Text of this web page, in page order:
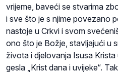
vrijeme, baveći se stvarima
i sve što je s njime povezano
nastoje u Crkvi i svom
ono što je Božje, stavljajući u
života i djelovanja Isusa
gesla „Krist dana i uvijeke“.